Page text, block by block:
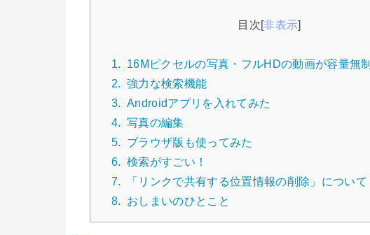
目次[非表示]
1.
16Mピクセルの写真・フルHDの動画が容量無
2. 強力な検索機能
3. Androidアプリを入れてみた
4. 写真の編集
5.
ブラウザ版も使ってみた
6. 検索がすごい！
7.
「リンクで共有する位置情報の削除」について
8.
おしまいのひとこと